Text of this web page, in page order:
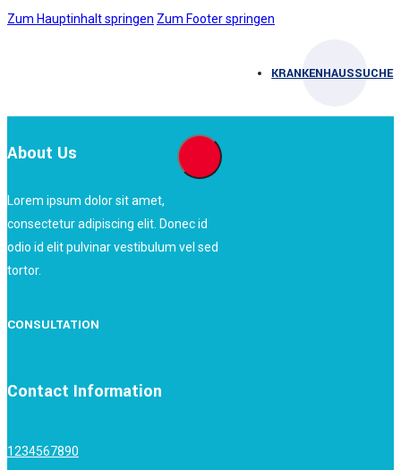
Zum Hauptinhalt springen Zum Footer springen
KRANKENHAUSSUCHE
About Us
Lorem ipsum dolor sit amet,
consectetur adipiscing elit. Donec id
odio id elit pulvinar vestibulum vel sed
tortor.
CONSULTATION
Contact Information
1234567890